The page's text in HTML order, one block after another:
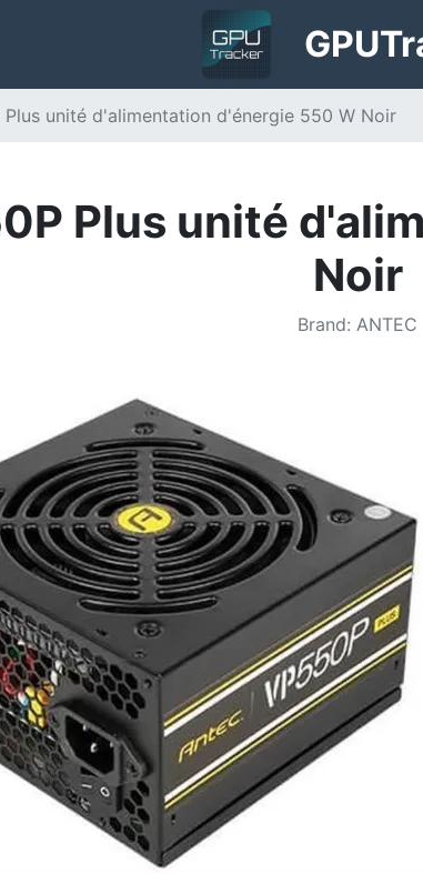
GPU
Plus unité d'alimentation d'énergie 550 W Noir
Plus unité
Noir
Brand: ANTEC